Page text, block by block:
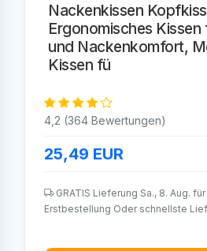
Nackenkissen
Ergonomisches
und Nackenkomfort,
Kissen fü
4,2 (364 Bewertungen)
25,49 EUR
GRATIS Lieferung Sa., 8. Aug.
Erstbestellung Oder schnellste